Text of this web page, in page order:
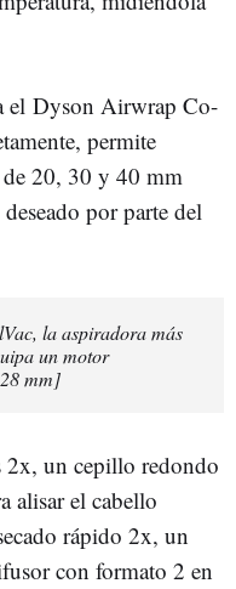
el Dyson Airwrap Co-
permite
20, 30 y 40 mm
por parte del
la aspiradora más
un motor
mm]
2x, un cepillo redondo
alisar el cabello
rápido 2x, un
con formato 2 en